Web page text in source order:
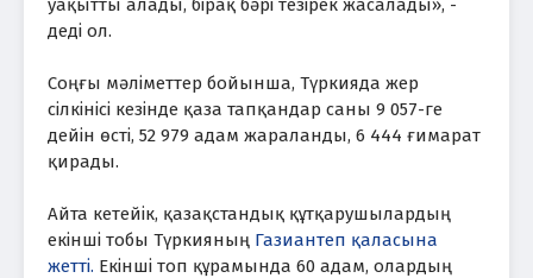
уақытты алады, бірақ бәрі тезірек жасалады», -
деді ол.
Соңғы мәліметтер бойынша, Түркияда жер
сілкінісі кезінде қаза тапқандар саны 9 057-ге
дейін өсті, 52 979 адам жараланды, 6 444 ғимарат
қирады.
Айта кетейік, қазақстандық құтқарушылардың
екінші тобы Түркияның Газиантеп қаласына
жетті. Екінші топ құрамында 60 адам, олардың